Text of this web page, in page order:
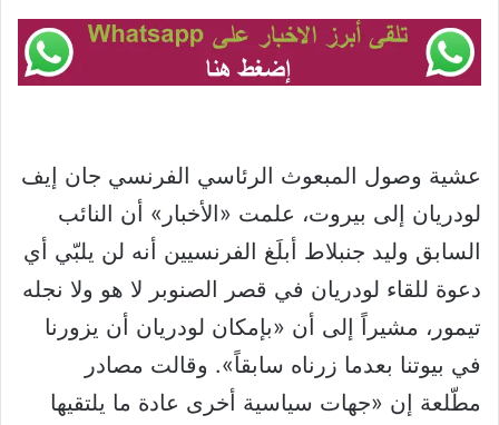
عشية وصول المبعوث الرئاسي الفرنسي جان إيف
لودريان إلى بيروت، علمت «الأخبار» أن النائب
السابق وليد جنبلاط أبلَغ الفرنسيين أنه لن يلبّي أي
دعوة للقاء لودريان في قصر الصنوبر لا هو ولا نجله
تيمور، مشيراً إلى أن «بإمكان لودريان أن يزورنا
في بيوتنا بعدما زرناه سابقاً». وقالت مصادر
مطّلعة إن «جهات سياسية أخرى عادة ما يلتقيها